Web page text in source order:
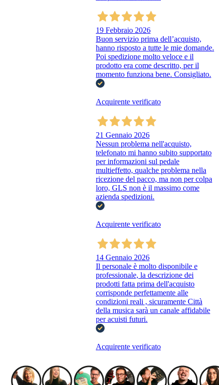
19 Febbraio 2026
Buon servizio prima dell’acquisto,
hanno risposto a tutte le mie domande.
Poi spedizione molto veloce e il
prodotto era come descritto, per il
momento funziona bene. Consigliato.
Acquirente verificato
21 Gennaio 2026
Nessun problema nell'acquisto,
telefonato mi hanno subito supportato
per informazioni sul pedale
multieffetto, qualche problema nella
ricezione del pacco, ma non per colpa
loro, GLS non è il massimo come
azienda spedizioni.
Acquirente verificato
14 Gennaio 2026
Il personale è molto disponibile e
professionale, la descrizione dei
prodotti fatta prima dell'acquisto
corrisponde perfettamente alle
condizioni reali , sicuramente Città
della musica sarà un canale affidabile
per acuisti futuri.
Acquirente verificato